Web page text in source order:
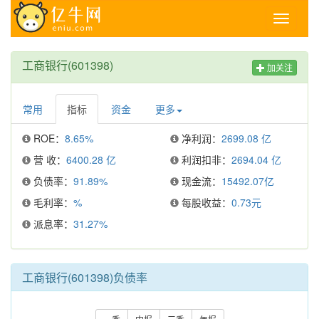
Toggle
工商银行(601398) 加关注
常用 指标 资金 更多
ROE： 8.65% 净利润： 2699.08 亿
营 收： 6400.28 亿 利润扣非： 2694.04 亿
负债率： 91.89% 现金流： 15492.07亿
毛利率： % 每股收益： 0.73元
派息率： 31.27%
工商银行(601398)负债率